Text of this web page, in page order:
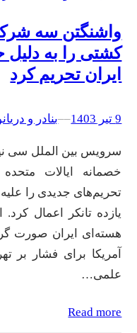
واشنگتن سه
کشتی را به
ایران تحریم کرد
9 تیر 1403 –
–بنادر و
سرویس بین الملل سی
خصمانه ایالات
تحریم‌های جدیدی را
یازده تانکر اعمال کرد.
هسته‌ای ایران صورت
آمریکا برای فشار بر
علمی…
Read more